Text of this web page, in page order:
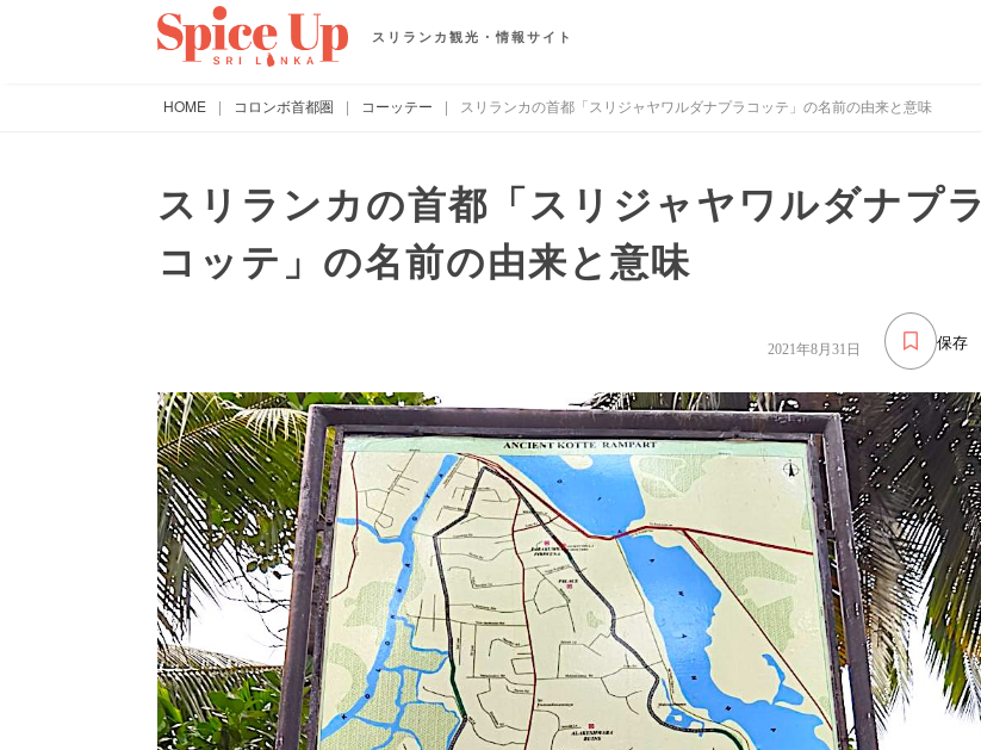
スリランカ観光・情報サイト
HOME | コロンボ首都圏 | コーッテー | スリランカの首都「スリジャヤワルダナプラコッテ」の名前の由来と意味
スリランカの首都「スリジャヤワルダナプラ
コッテ」の名前の由来と意味
保存
2021年8月31日